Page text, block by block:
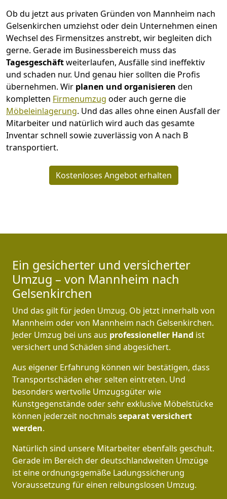
Ob du jetzt aus privaten Gründen von Mannheim nach
Gelsenkirchen umziehst oder dein Unternehmen einen
Wechsel des Firmensitzes anstrebt, wir begleiten dich
gerne. Gerade im Businessbereich muss das
Tagesgeschäftweiterlaufen, Ausfälle sind ineffektiv
und schaden nur. Und genau hier sollten die Profis
übernehmen. Wir planen und organisieren den
kompletten Firmenumzug oder auch gerne die
Möbeleinlagerung. Und das alles ohne einen Ausfall der
Mitarbeiter und natürlich wird auch das gesamte
Inventar schnell sowie zuverlässig von A nach B
transportiert.
Kostenloses Angebot erhalten
Ein gesicherter und versicherter
Umzug – von Mannheim nach
Gelsenkirchen
Und das gilt für jeden Umzug. Ob jetzt innerhalb von
Mannheim oder von Mannheim nach Gelsenkirchen.
Jeder Umzug bei uns aus professioneller Hand ist
versichert und Schäden sind abgesichert.
Aus eigener Erfahrung können wir bestätigen, dass
Transportschäden eher selten eintreten. Und
besonders wertvolle Umzugsgüter wie
Kunstgegenstände oder sehr exklusive Möbelstücke
können jederzeit nochmals separat versichert
werden.
Natürlich sind unsere Mitarbeiter ebenfalls geschult.
Gerade im Bereich der deutschlandweiten Umzüge
ist eine ordnungsgemäße Ladungssicherung
Voraussetzung für einen reibungslosen Umzug.